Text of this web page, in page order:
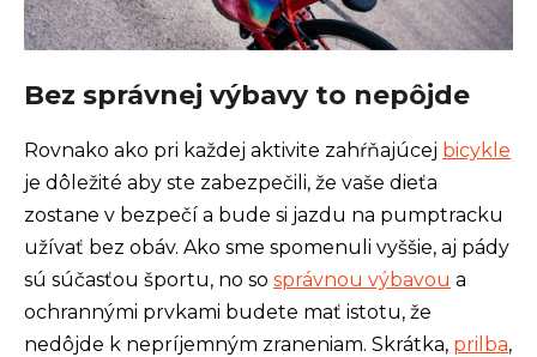
Bez správnej výbavy to nepôjde
Rovnako ako pri každej aktivite zahŕňajúcej bicykle
je dôležité aby ste zabezpečili, že vaše dieťa
zostane v bezpečí a bude si jazdu na pumptracku
užívať bez obáv. Ako sme spomenuli vyššie, aj pády
sú súčasťou športu, no so správnou výbavou a
ochrannými prvkami budete mať istotu, že
nedôjde k nepríjemným zraneniam. Skrátka, prilba,